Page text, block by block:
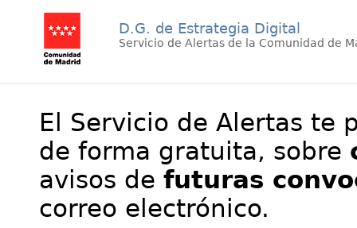
D.G. de Estrategia Digital
Servicio de Alertas de la Comunidad de
El Servicio de Alertas te
de forma gratuita, sobre
avisos de futuras
correo electrónico.